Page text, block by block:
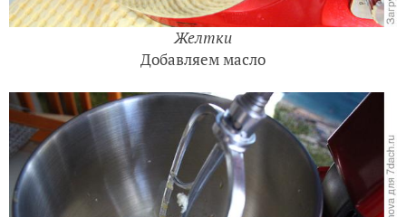
Желтки
Добавляем масло